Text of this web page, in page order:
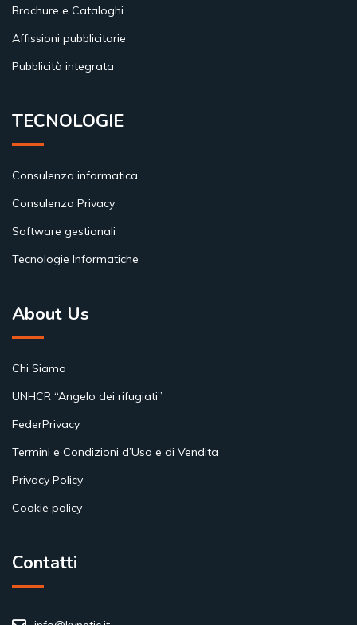
Brochure e Cataloghi
Affissioni pubblicitarie
Pubblicità integrata
TECNOLOGIE
Consulenza informatica
Consulenza Privacy
Software gestionali
Tecnologie Informatiche
About Us
Chi Siamo
UNHCR “Angelo dei rifugiati”
FederPrivacy
Termini e Condizioni d’Uso e di Vendita
Privacy Policy
Cookie policy
Contatti